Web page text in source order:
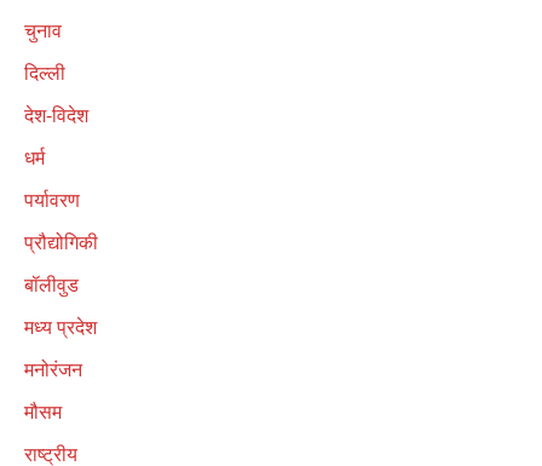
चुनाव
दिल्ली
देश-विदेश
धर्म
पर्यावरण
प्रौद्योगिकी
बॉलीवुड
मध्य प्रदेश
मनोरंजन
मौसम
राष्ट्रीय